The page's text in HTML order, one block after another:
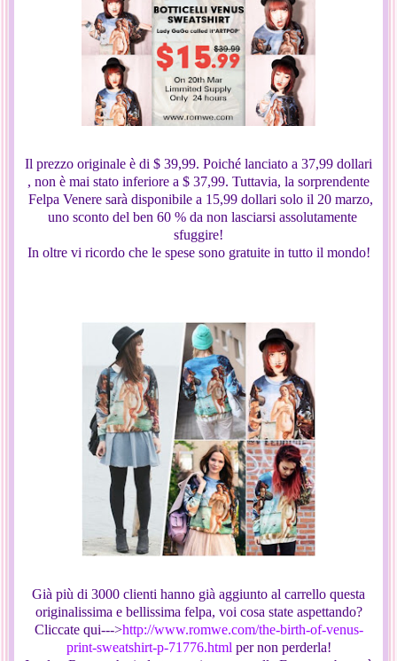
Il prezzo originale è di $ 39,99. Poiché lanciato a 37,99 dollari
, non è mai stato inferiore a $ 37,99. Tuttavia, la sorprendente
Felpa Venere sarà disponibile a 15,99 dollari solo il 20 marzo,
uno sconto del ben 60 % da non lasciarsi assolutamente
sfuggire!
In oltre vi ricordo che le spese sono gratuite in tutto il mondo!
Già più di 3000 clienti hanno già aggiunto al carrello questa
originalissima e bellissima felpa, voi cosa state aspettando?
Cliccate qui--->http://www.romwe.com/the-birth-of-venus-
print-sweatshirt-p-71776.html per non perderla!